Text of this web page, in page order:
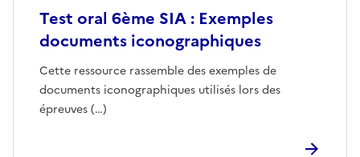
Test oral 6ème SIA : Exemples
documents iconographiques
Cette ressource rassemble des exemples de
documents iconographiques utilisés lors des
épreuves (…)